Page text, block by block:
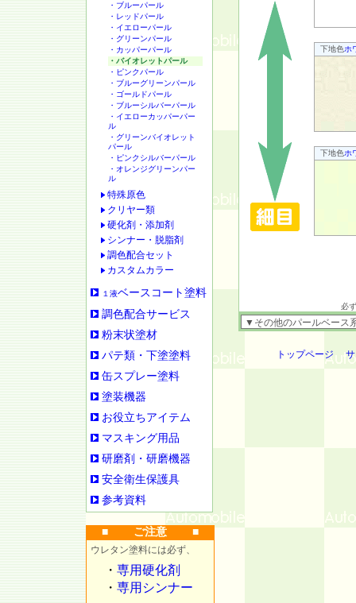
・ブルーパール
・レッドパール
・イエローパール
・グリーンパール
・カッパーパール
・バイオレットパール
・ピンクパール
・ブルーグリーンパール
・ゴールドパール
・ブルーシルバーパール
・イエローカッパーパー
ル
・グリーンバイオレット
パール
・ピンクシルバーパール
・オレンジグリーンパー
ル
特殊原色
クリヤー類
硬化剤・添加剤
シンナー・脱脂剤
調色配合セット
カスタムカラー
１液ベースコート塗料
調色配合サービス
粉末状塗材
パテ類・下塗塗料
缶スプレー塗料
塗装機器
お役立ちアイテム
マスキング用品
研磨剤・研磨機器
安全衛生保護具
参考資料
■ ご注意 ■
ウレタン塗料には必ず、
・ 専用硬化剤
・ 専用シンナー
下地色ホ
下地色ホ
必ず
トップページ